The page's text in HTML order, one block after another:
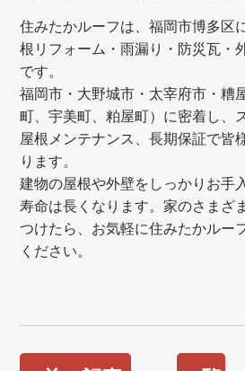
住みたかルーフは、福岡市博多区
根リフォーム・雨漏り・防災瓦・
です。
福岡市・大野城市・太宰府市・糟
町、宇美町、粕屋町）に密着し、
屋根メンテナンス、長期保証で皆
ります。
建物の屋根や外壁をしっかりお手
寿命は長くなります。家のさまざ
つけたら、お気軽に住みたかルー
ください。